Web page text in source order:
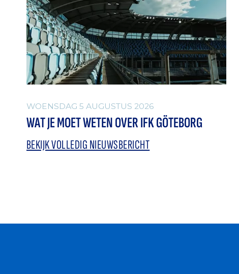
WOENSDAG 5 AUGUSTUS 2026
WAT JE MOET WETEN OVER IFK GÖTEBORG
BEKIJK VOLLEDIG NIEUWSBERICHT